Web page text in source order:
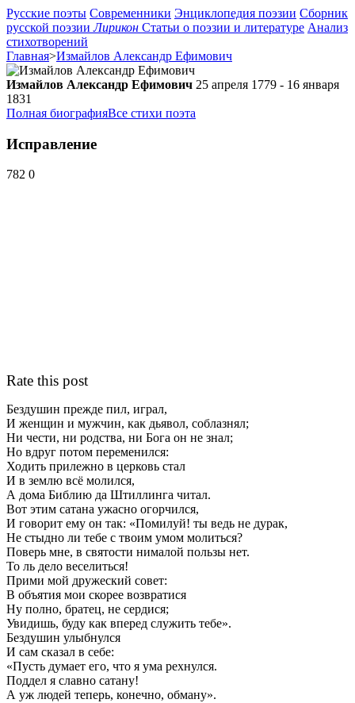
Русские поэты Современники Энциклопедия поэзии Сборник
русской поэзии Лирикон Статьи о поэзии и литературе Анализ
стихотворений
Главная>Измайлов Александр Ефимович
Измайлов Александр Ефимович 25 апреля 1779 - 16 января
1831
Полная биографияВсе стихи поэта
Исправление
782 0
Rate this post
Бездушин прежде пил, играл,
И женщин и мужчин, как дьявол, соблазнял;
Ни чести, ни родства, ни Бога он не знал;
Но вдруг потом переменился:
Ходить прилежно в церковь стал
И в землю всё молился,
А дома Библию да Штиллинга читал.
Вот этим сатана ужасно огорчился,
И говорит ему он так: «Помилуй! ты ведь не дурак,
Не стыдно ли тебе с твоим умом молиться?
Поверь мне, в святости нималой пользы нет.
То ль дело веселиться!
Прими мой дружеский совет:
В объятия мои скорее возвратися
Ну полно, братец, не сердися;
Увидишь, буду как вперед служить тебе».
Бездушин улыбнулся
И сам сказал в себе:
«Пусть думает его, что я ума рехнулся.
Поддел я славно сатану!
А уж людей теперь, конечно, обману».